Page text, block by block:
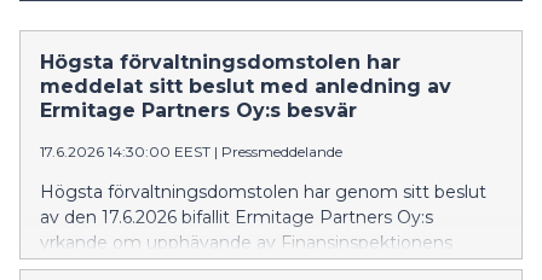
Högsta förvaltningsdomstolen har
meddelat sitt beslut med anledning av
Ermitage Partners Oy:s besvär
17.6.2026 14:30:00 EEST | Pressmeddelande
Högsta förvaltningsdomstolen har genom sitt beslut
av den 17.6.2026 bifallit Ermitage Partners Oy:s
yrkande om upphävande av Finansinspektionens
beslut, som förbjöd Ermitage Partners Oy att